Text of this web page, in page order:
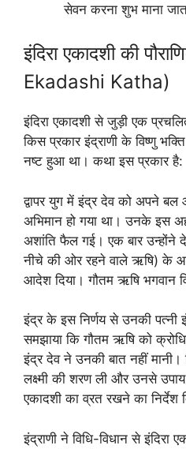
सेवन करना शुभ माना
इंदिरा एकादशी की
Ekadashi Katha)
इंदिरा एकादशी से जुड़ी एक
किस प्रकार इंद्राणी के विष्णु
नष्ट हुआ था। कथा इस प्रकार है:
द्वापर युग में इंद्र देव को अपने बल
अभिमान हो गया था। उनके इस
अशांति फैल गई। एक बार उन्होंने
नीचे की ओर रहने वाले ऋषि) के
आदेश दिया। गौतम ऋषि भगवान
इंद्र के इस निर्णय से उनकी पत्नी
समझाया कि गौतम ऋषि को
इंद्र देव ने उनकी बात नहीं मानी।
लक्ष्मी की शरण ली और उनसे उपाय
एकादशी का व्रत रखने का निर्देश
इंद्राणी ने विधि-विधान से इंदिरा